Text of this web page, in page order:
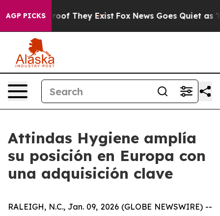
AGP PICKS
no Proof They Exist Fox News Goes Quiet as
Attindas Hygiene amplía
su posición en Europa con
una adquisición clave
RALEIGH, N.C., Jan. 09, 2026 (GLOBE NEWSWIRE) --